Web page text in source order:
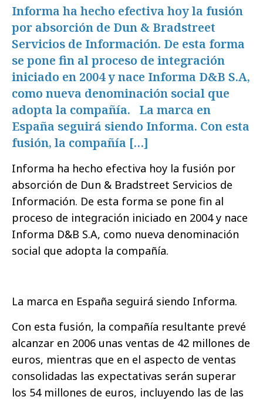
Informa ha hecho efectiva hoy la fusión
por absorción de Dun & Bradstreet
Servicios de Información. De esta forma
se pone fin al proceso de integración
iniciado en 2004 y nace Informa D&B S.A,
como nueva denominación social que
adopta la compañía. La marca en
España seguirá siendo Informa. Con esta
fusión, la compañía […]
Informa ha hecho efectiva hoy la fusión por
absorción de Dun & Bradstreet Servicios de
Información. De esta forma se pone fin al
proceso de integración iniciado en 2004 y nace
Informa D&B S.A, como nueva denominación
social que adopta la compañía.
La marca en España seguirá siendo Informa.
Con esta fusión, la compañía resultante prevé
alcanzar en 2006 unas ventas de 42 millones de
euros, mientras que en el aspecto de ventas
consolidadas las expectativas serán superar
los 54 millones de euros, incluyendo las de las